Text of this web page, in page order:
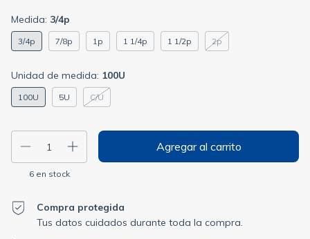
Medida: 3/4p
3/4p 7/8p 1p 1 1/4p 1 1/2p 2p
Unidad de medida: 100U
100U 5U C/U
6en stock
Compra protegida
Tus datos cuidados durante toda la compra.